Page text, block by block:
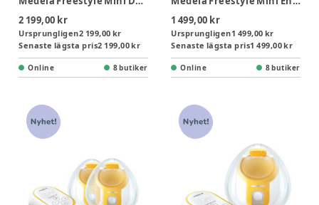
2 199,00 kr
Ursprungligen2 199,00 kr
Senaste lägsta pris2 199,00 kr
Online 8 butiker
1 499,00 kr
Ursprungligen1 499,00 kr
Senaste lägsta pris1 499,00 kr
Online 8 butiker